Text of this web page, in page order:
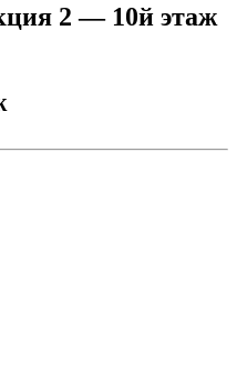
2 — 10й этаж